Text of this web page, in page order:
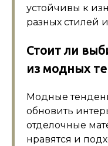
устойчивы к
разных стилей
Стоит ли
из модных
Модные
обновить
отделочные
нравятся и